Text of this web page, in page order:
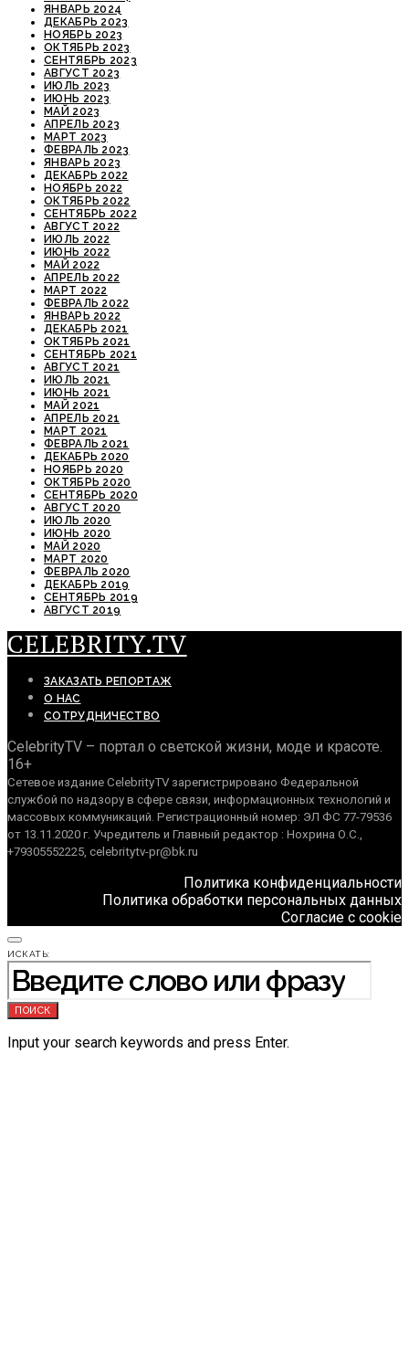
ЯНВАРЬ 2024
ДЕКАБРЬ 2023
НОЯБРЬ 2023
ОКТЯБРЬ 2023
СЕНТЯБРЬ 2023
АВГУСТ 2023
ИЮЛЬ 2023
ИЮНЬ 2023
МАЙ 2023
АПРЕЛЬ 2023
МАРТ 2023
ФЕВРАЛЬ 2023
ЯНВАРЬ 2023
ДЕКАБРЬ 2022
НОЯБРЬ 2022
ОКТЯБРЬ 2022
СЕНТЯБРЬ 2022
АВГУСТ 2022
ИЮЛЬ 2022
ИЮНЬ 2022
МАЙ 2022
АПРЕЛЬ 2022
МАРТ 2022
ФЕВРАЛЬ 2022
ЯНВАРЬ 2022
ДЕКАБРЬ 2021
ОКТЯБРЬ 2021
СЕНТЯБРЬ 2021
АВГУСТ 2021
ИЮЛЬ 2021
ИЮНЬ 2021
МАЙ 2021
АПРЕЛЬ 2021
МАРТ 2021
ФЕВРАЛЬ 2021
ДЕКАБРЬ 2020
НОЯБРЬ 2020
ОКТЯБРЬ 2020
СЕНТЯБРЬ 2020
АВГУСТ 2020
ИЮЛЬ 2020
ИЮНЬ 2020
МАЙ 2020
МАРТ 2020
ФЕВРАЛЬ 2020
ДЕКАБРЬ 2019
СЕНТЯБРЬ 2019
АВГУСТ 2019
CELEBRITY.TV
ЗАКАЗАТЬ РЕПОРТАЖ
О НАС
СОТРУДНИЧЕСТВО
CelebrityTV – портал о светской жизни, моде и красоте.
16+
Сетевое издание CelebrityTV зарегистрировано Федеральной
службой по надзору в сфере связи, информационных технологий и
массовых коммуникаций. Регистрационный номер: ЭЛ ФС 77-79536
от 13.11.2020 г. Учредитель и Главный редактор : Нохрина О.С.,
+79305552225, celebritytv-pr@bk.ru
Политика конфиденциальности
Политика обработки персональных данных
Согласие с cookie
ИСКАТЬ:
ПОИСК
Input your search keywords and press Enter.